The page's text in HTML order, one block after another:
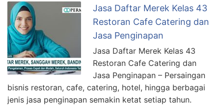
Jasa Daftar Merek Kelas 43
Restoran Cafe Catering dan
Jasa Penginapan
Jasa Daftar Merek Kelas 43
Restoran Cafe Catering dan
Jasa Penginapan – Persaingan
bisnis restoran, cafe, catering, hotel, hingga berbagai
jenis jasa penginapan semakin ketat setiap tahun.